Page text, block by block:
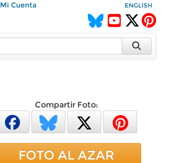
Mi Cuenta ENGLISH
Compartir Foto:
FOTO AL AZAR